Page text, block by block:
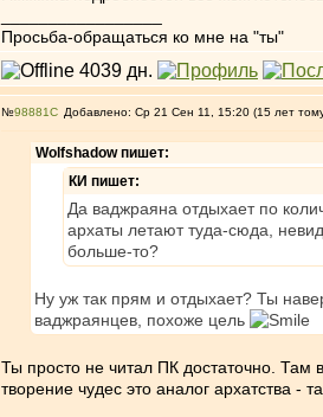
Просьба-обращаться ко мне на "ты"
№98881 Добавлено: Ср 21 Сен 11, 15:20 (15 лет
Wolfshadow пишет:
КИ пишет:
Да ваджраяна отдыхает по
архаты летают туда-сюда,
больше-то?
Ну уж так прям и отдыхает? Ты
ваджраянцев, похоже цель
Ты просто не читал ПК достаточно. Там
творение чудес это аналог архатства -